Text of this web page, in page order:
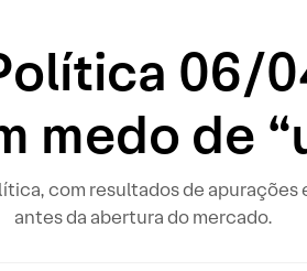
06/
medo de
com resultados de apurações
antes da abertura do mercado.